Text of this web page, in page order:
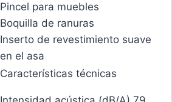
Pincel para muebles
Boquilla de ranuras
Inserto de revestimiento suave
en el asa
Características técnicas